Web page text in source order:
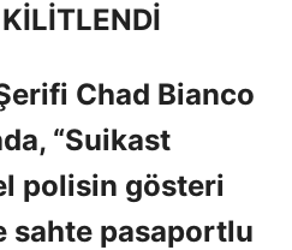
Chad Bianco
“Suikast
polisin gösteri
sahte pasaportlu